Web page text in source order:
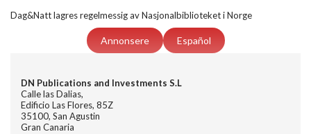
Dag&Natt lagres regelmessig av Nasjonalbiblioteket i Norge
Annonsere Español
DN Publications and Investments S.L
Calle las Dalias,
Edificio Las Flores, 85Z
35100, San Agustin
Gran Canaria